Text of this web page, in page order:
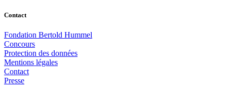
Contact
Fondation Bertold Hummel
Concours
Protection des données
Mentions légales
Contact
Presse